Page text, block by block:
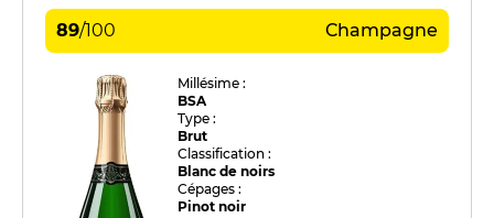
89/100 Champagne
Millésime :
BSA
Type :
Brut
Classification :
Blanc de noirs
Cépages :
Pinot noir